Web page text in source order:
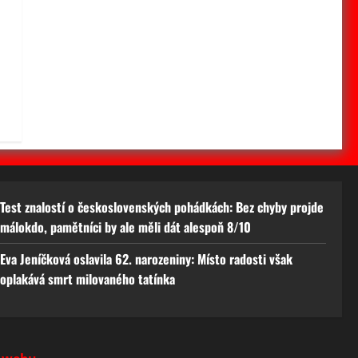
Test znalostí o československých pohádkách: Bez chyby projde
málokdo, pamětníci by ale měli dát alespoň 8/10
Eva Jeníčková oslavila 62. narozeniny: Místo radosti však
oplakává smrt milovaného tatínka